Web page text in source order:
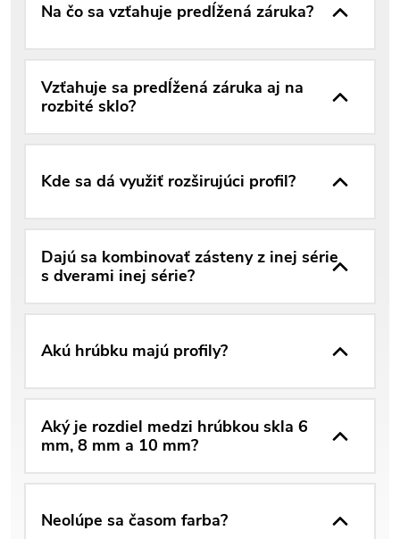
Na čo sa vzťahuje predĺžená záruka?
Vzťahuje sa predĺžená záruka aj na
rozbité sklo?
Kde sa dá využiť rozširujúci profil?
Dajú sa kombinovať zásteny z inej série
s dverami inej série?
Akú hrúbku majú profily?
Aký je rozdiel medzi hrúbkou skla 6
mm, 8 mm a 10 mm?
Neolúpe sa časom farba?